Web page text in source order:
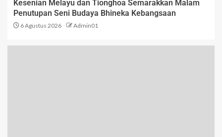
Kesenian Melayu dan Tionghoa Semarakkan Malam
Penutupan Seni Budaya Bhineka Kebangsaan
6 Agustus 2026 Admin01